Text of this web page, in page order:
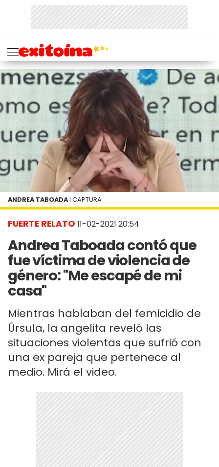
FUERTE RELATO 11-02-2021 20:54
Andrea Taboada contó que
fue víctima de violencia de
género: "Me escapé de mi
casa"
Mientras hablaban del femicidio de
Úrsula, la angelita reveló las
situaciones violentas que sufrió con
una ex pareja que pertenece al
medio. Mirá el video.
ANDREA TABOADA | CAPTURA